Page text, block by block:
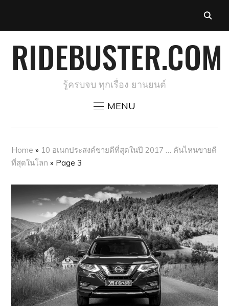
RIDEBUSTER.COM
รู้ครบจบ ทุกเรื่อง ยานยนต์
MENU
Home » 10 อเนกประสงค์ขายดีที่สุดในปี 2017 … คันไหนขายดี
ที่สุดในโลก » Page 3